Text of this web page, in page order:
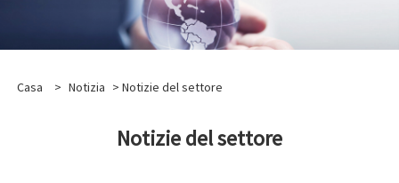
Casa > Notizia > Notizie del settore
Notizie del settore